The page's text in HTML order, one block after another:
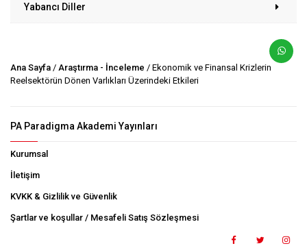
Yabancı Diller
Ana Sayfa / Araştırma - İnceleme / Ekonomik ve Finansal Krizlerin
Reelsektörün Dönen Varlıkları Üzerindeki Etkileri
PA Paradigma Akademi Yayınları
Kurumsal
İletişim
KVKK & Gizlilik ve Güvenlik
Şartlar ve koşullar / Mesafeli Satış Sözleşmesi